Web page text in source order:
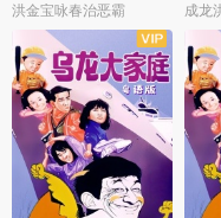
洪金宝咏春治恶霸